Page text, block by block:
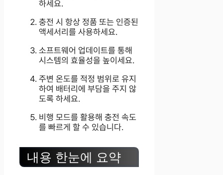
하세요.
충전 시 항상 정품 또는 인증된
액세서리를 사용하세요.
소프트웨어 업데이트를 통해
시스템의 효율성을 높이세요.
주변 온도를 적정 범위로 유지
하여 배터리에 부담을 주지 않
도록 하세요.
비행 모드를 활용해 충전 속도
를 빠르게 할 수 있습니다.
내용 한눈에 요약